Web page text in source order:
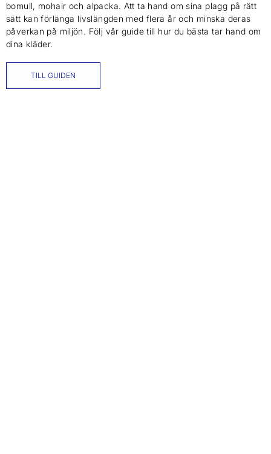
bomull, mohair och alpacka. Att ta hand om sina plagg på rätt
sätt kan förlänga livslängden med flera år och minska deras
påverkan på miljön. Följ vår guide till hur du bästa tar hand om
dina kläder.
TILL GUIDEN